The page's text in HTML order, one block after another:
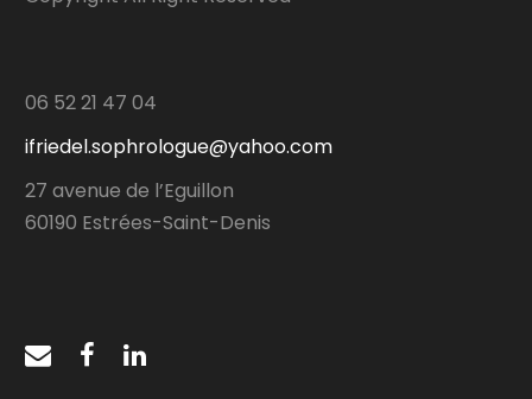
06 52 21 47 04
ifriedel.sophrologue@yahoo.com
27 avenue de l’Eguillon
60190 Estrées-Saint-Denis